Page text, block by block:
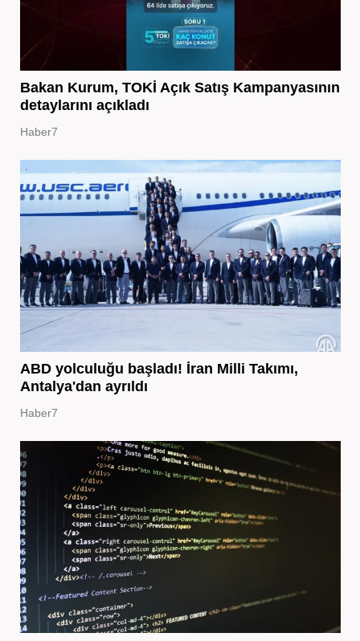
Bakan Kurum, TOKİ Açık Satış Kampanyasının
detaylarını açıkladı
Haber7
ABD yolculuğu başladı! İran Milli Takımı,
Antalya'dan ayrıldı
Haber7